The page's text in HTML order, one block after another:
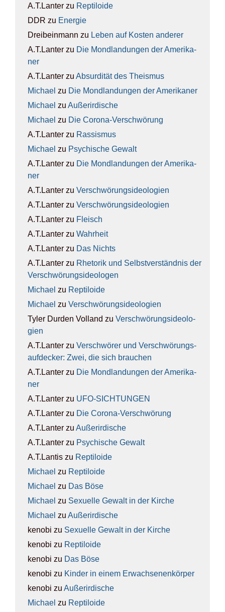
A.T.Lanter zu Rep­ti­lo­ide
DDR zu Ener­gie
Dreibeinmann zu Leben auf Kos­ten ande­rer
A.T.Lanter zu Die Mond­lan­dun­gen der Ame­ri­ka­
ner
A.T.Lanter zu Absur­di­tät des The­is­mus
Michael zu Die Mond­lan­dun­gen der Ame­ri­ka­ner
Michael zu Außer­ir­di­sche
Michael zu Die Coro­na-Ver­schwö­rung
A.T.Lanter zu Ras­sis­mus
Michael zu Psy­chi­sche Gewalt
A.T.Lanter zu Die Mond­lan­dun­gen der Ame­ri­ka­
ner
A.T.Lanter zu Ver­schwö­rungs­ideo­lo­gien
A.T.Lanter zu Ver­schwö­rungs­ideo­lo­gien
A.T.Lanter zu Fleisch
A.T.Lanter zu Wahr­heit
A.T.Lanter zu Das Nichts
A.T.Lanter zu Rhe­to­rik und Selbst­ver­ständ­nis der
Ver­schwö­rungs­ideo­lo­gen
Michael zu Rep­ti­lo­ide
Michael zu Ver­schwö­rungs­ideo­lo­gien
Tyler Durden Volland zu Ver­schwö­rungs­ideo­lo­
gien
A.T.Lanter zu Ver­schwö­rer und Ver­schwö­rungs­
auf­de­cker: Zwei, die sich brau­chen
A.T.Lanter zu Die Mond­lan­dun­gen der Ame­ri­ka­
ner
A.T.Lanter zu UFO-SICH­TUN­GEN
A.T.Lanter zu Die Coro­na-Ver­schwö­rung
A.T.Lanter zu Außer­ir­di­sche
A.T.Lanter zu Psy­chi­sche Gewalt
A.T.Lantis zu Rep­ti­lo­ide
Michael zu Rep­ti­lo­ide
Michael zu Das Böse
Michael zu Sexu­el­le Gewalt in der Kir­che
Michael zu Außer­ir­di­sche
kenobi zu Sexu­el­le Gewalt in der Kir­che
kenobi zu Rep­ti­lo­ide
kenobi zu Das Böse
kenobi zu Kin­der in einem Erwach­se­nen­kör­per
kenobi zu Außer­ir­di­sche
Michael zu Rep­ti­lo­ide